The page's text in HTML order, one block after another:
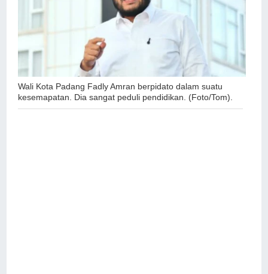
Wali Kota Padang Fadly Amran berpidato dalam suatu
kesemapatan. Dia sangat peduli pendidikan. (Foto/Tom).